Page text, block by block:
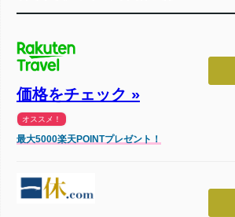
価格をチェック »
オススメ！
最大5000楽天POINTプレゼント！